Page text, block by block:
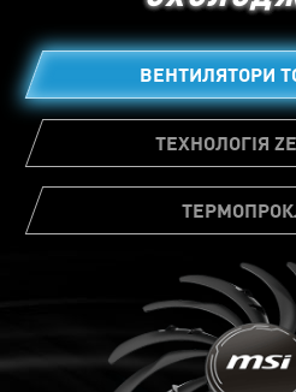
ВЕНТИЛЯТОРИ
ТЕХНОЛОГІЯ
Велика кількість
різним компонентам
тепло
кращого